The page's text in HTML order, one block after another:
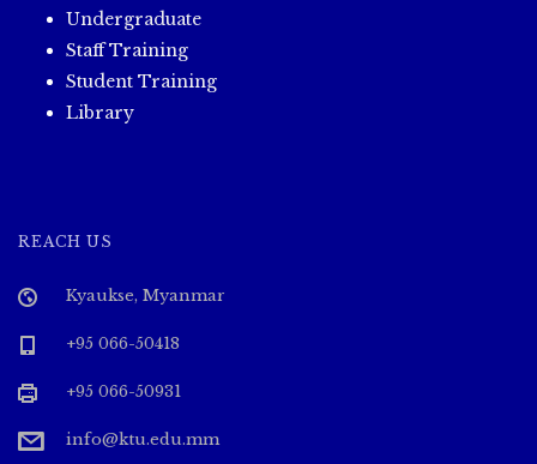
Undergraduate
Staff Training
Student Training
Library
REACH US
Kyaukse, Myanmar
+95 066-50418
+95 066-50931
info@ktu.edu.mm